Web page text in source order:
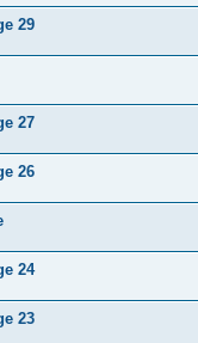
29
27
26
24
23